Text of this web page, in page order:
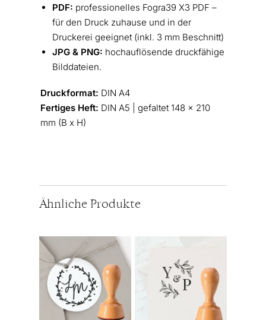
PDF: professionelles Fogra39 X3 PDF –
für den Druck zuhause und in der
Druckerei geeignet (inkl. 3 mm Beschnitt)
JPG & PNG: hochauflösende druckfähige
Bilddateien.
Druckformat: DIN A4
Fertiges Heft: DIN A5 | gefaltet 148 x 210
mm (B x H)
Ähnliche Produkte